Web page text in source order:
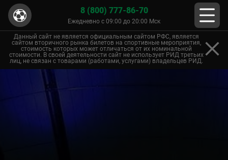
8 (800) 777-86-70
Ежедневно с 09:00 до 20:00 Мск
Данный сайт не является официальным сайтом РФС, является
сайтом вторичного рынка билетов на спортивные мероприятия,
стоимость которых может отличаться от их номинальной
стоимости. В своей деятельности сайт не использует РИД третьих
лиц, не связан с товарами (работами, услугами) владельцев РИД.